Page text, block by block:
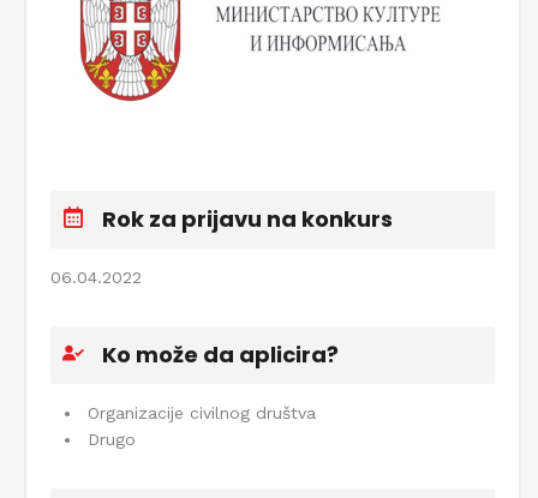
Rok za prijavu na konkurs
06.04.2022
Ko može da aplicira?
Organizacije civilnog društva
Drugo